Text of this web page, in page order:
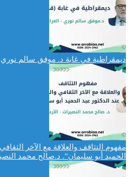
ديمقراطية في غابة د. موفق سالم نوري
مفهوم التثاقف والعلاقة مع الآخر
الحميد أبو سليمان”. د.صالح محمد